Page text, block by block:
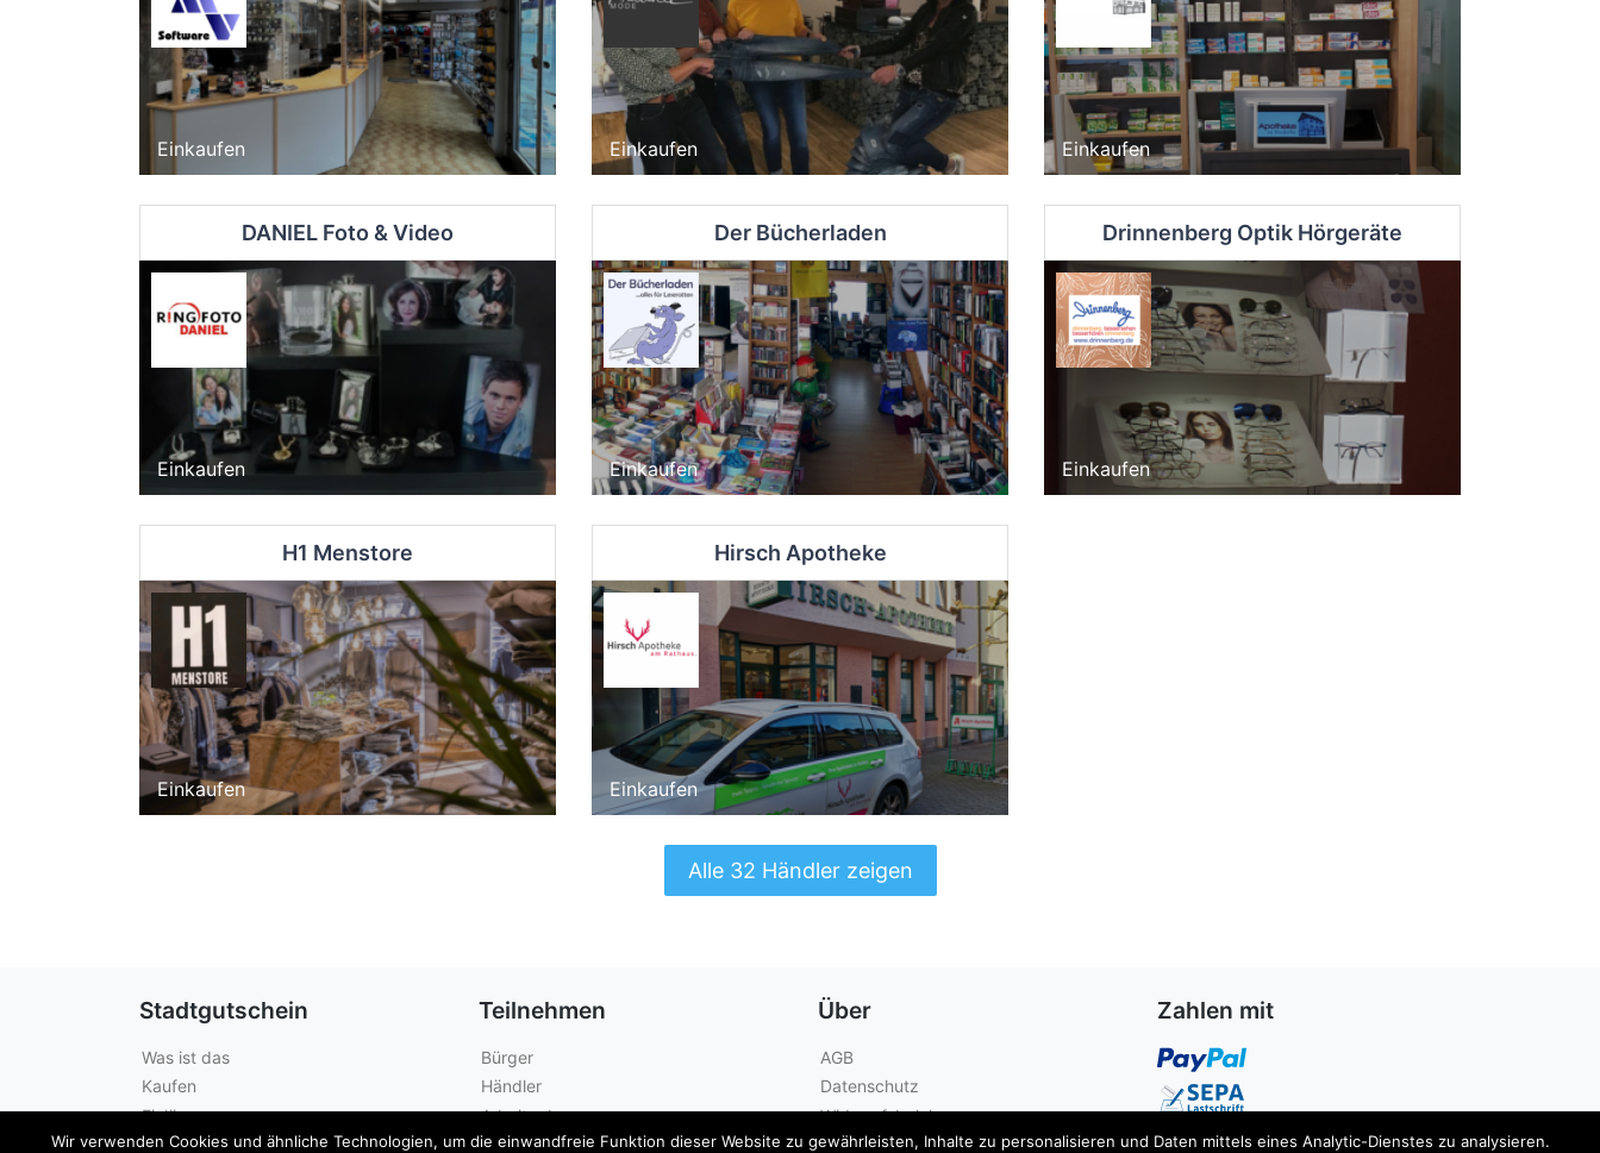
Einkaufen Einkaufen Einkaufen
DANIEL Foto & Video
Einkaufen
Der Bücherladen
Einkaufen
Drinnenberg Optik Hörgeräte
Einkaufen
H1 Menstore
Einkaufen
Hirsch Apotheke
Einkaufen
Alle 32 Händler zeigen
Stadtgutschein
Was ist das
Kaufen
Einlösen
Guthabenabfrage
Teilnehmen
Bürger
Händler
Arbeitgeber
Städte
Über
AGB
Datenschutz
Widerrufsbelehrung
Kontakt
Zahlen mit
Wir verwenden Cookies und ähnliche Technologien, um die einwandfreie Funktion dieser Website zu gewährleisten, Inhalte zu personalisieren und Daten mittels eines Analytic-Dienstes zu analysieren.